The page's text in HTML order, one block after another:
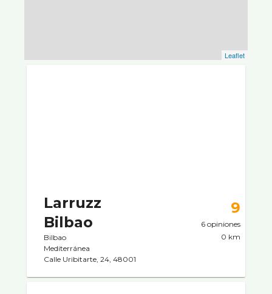
Leaflet
Larruzz
Bilbao
Bilbao
Mediterránea
Calle Uribitarte, 24, 48001
9
6 opiniones
0 km